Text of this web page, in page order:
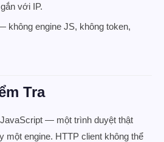
với IP.
không engine JS, không token,
Tra
— một trình duyệt thật
một engine. HTTP client không thể